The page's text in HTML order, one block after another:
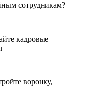
сотрудникам?
кадровые
воронку,